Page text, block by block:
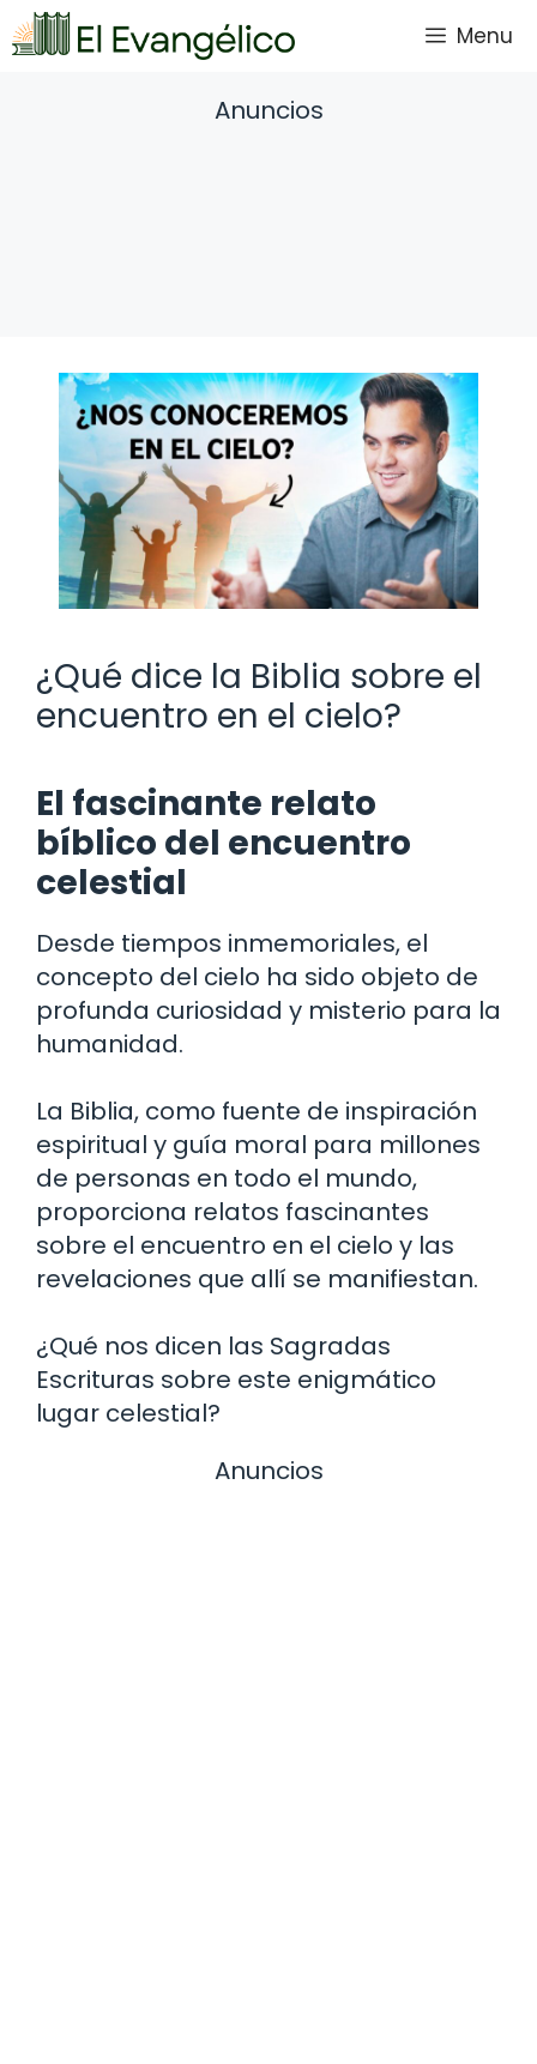
Saltar
al
Menu
Anuncios
¿Qué dice la Biblia sobre el
encuentro en el cielo?
El fascinante relato
bíblico del encuentro
celestial
Desde tiempos inmemoriales, el
concepto del cielo ha sido objeto de
profunda curiosidad y misterio para la
humanidad.
La Biblia, como fuente de inspiración
espiritual y guía moral para millones
de personas en todo el mundo,
proporciona relatos fascinantes
sobre el encuentro en el cielo y las
revelaciones que allí se manifiestan.
¿Qué nos dicen las Sagradas
Escrituras sobre este enigmático
lugar celestial?
Anuncios